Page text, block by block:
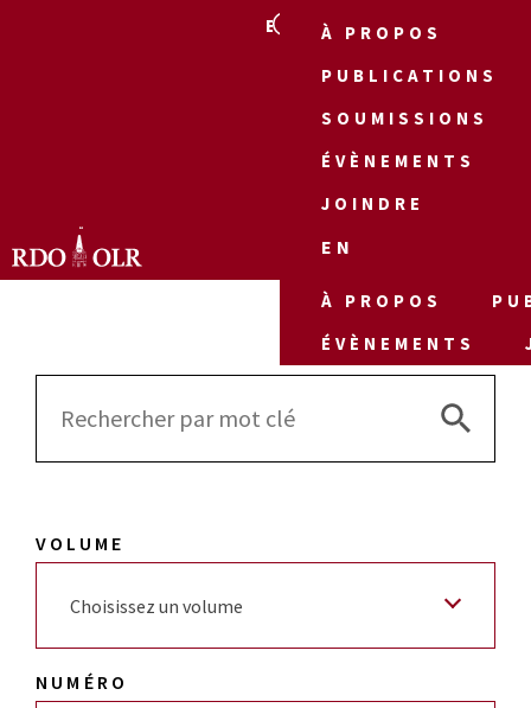
EN
À PROPOS
PUBLICATIONS
SOUMISSIONS
ÉVÈNEMENTS
JOINDRE
EN
À PROPOS
ÉVÈNEMENTS
Search
Search
VOLUME
Choisissez un volume
NUMÉRO